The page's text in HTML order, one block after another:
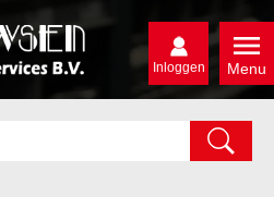
Menu
Inloggen